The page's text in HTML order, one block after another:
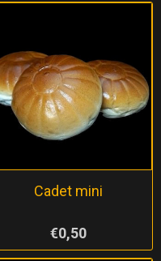
Cadet mini
€0,50